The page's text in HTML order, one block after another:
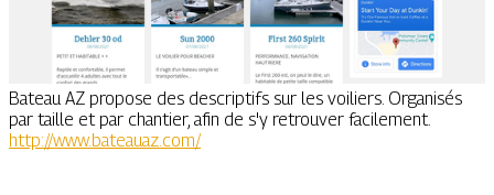
Bateau AZ propose des descriptifs sur les voiliers. Organisés
par taille et par chantier, afin de s'y retrouver facilement.
http://www.bateauaz.com/